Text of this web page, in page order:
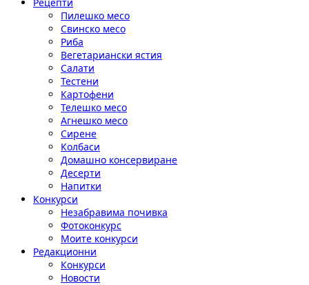
Пилешко месо
Свинско месо
Риба
Вегетариански ястия
Салати
Тестени
Картофени
Телешко месо
Агнешко месо
Сирене
Колбаси
Домашно консервиране
Десерти
Напитки
Конкурси
Незабравима почивка
Фотоконкурс
Моите конкурси
Редакционни
Конкурси
Новости